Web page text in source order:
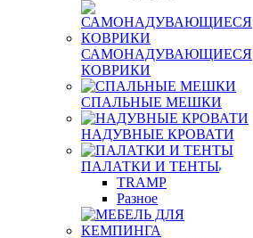
САМОНАДУВАЮЩИЕСЯ
КОВРИКИ
СПАЛЬНЫЕ МЕШКИ
НАДУВНЫЕ КРОВАТИ
ПАЛАТКИ И ТЕНТЫ
TRAMP
Разное